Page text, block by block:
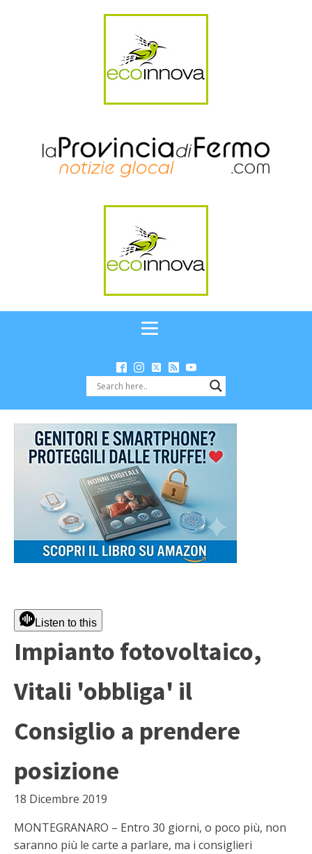
Listen to this
Impianto fotovoltaico,
Vitali 'obbliga' il
Consiglio a prendere
posizione
18 Dicembre 2019
MONTEGRANARO – Entro 30 giorni, o poco più, non
saranno più le carte a parlare, ma i consiglieri